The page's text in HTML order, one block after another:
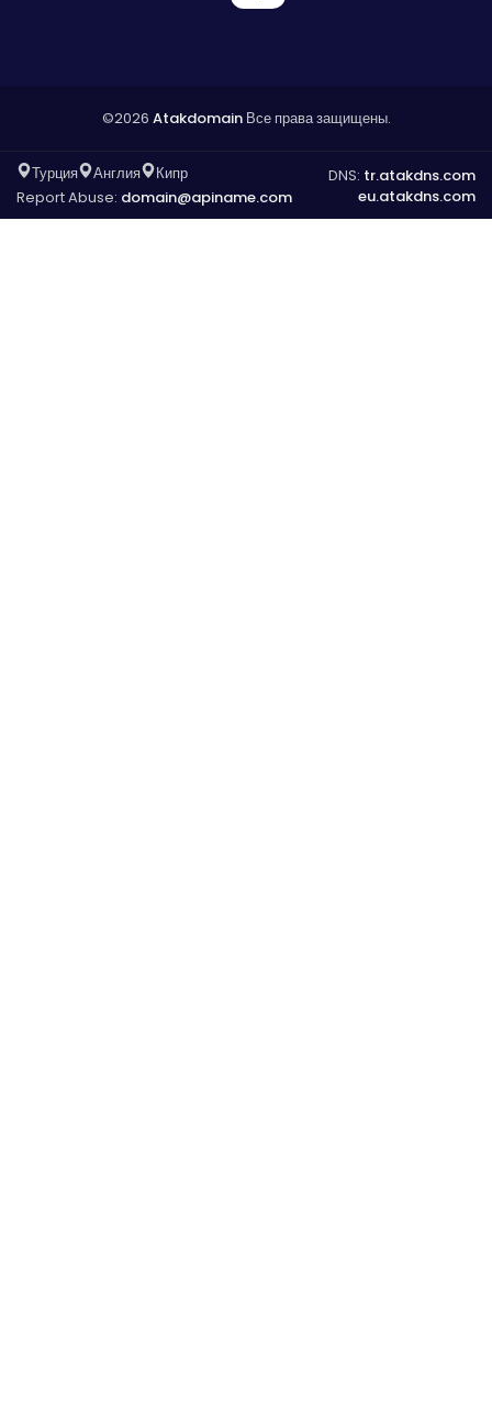
©2026 AtakdomainВсе права защищены.
Турция Англия
Кипр
Report Abuse: domain@apiname.com
DNS: tr.atakdns.com
eu.atakdns.com